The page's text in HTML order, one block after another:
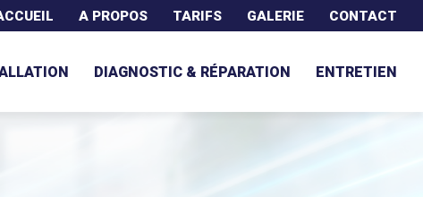
A PROPOS TARIFS GALERIE CONTACT
DIAGNOSTIC & RÉPARATION ENTRETIEN